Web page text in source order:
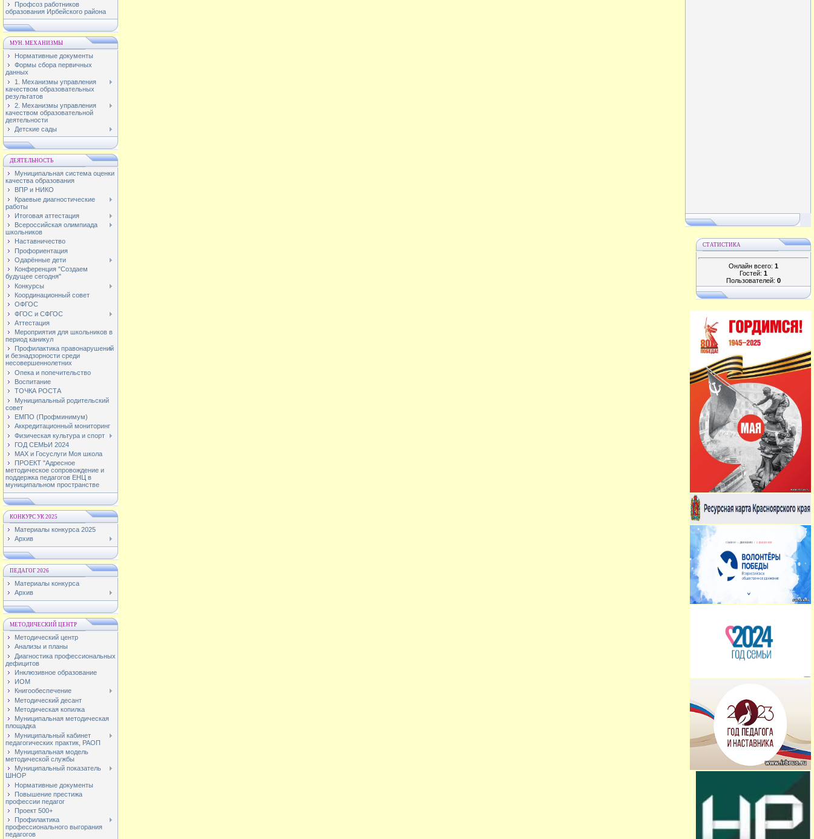
Профсоз работников
образования Ирбейского района
МУН. МЕХАНИЗМЫ
Нормативные документы
Формы сбора первичных
данных
1. Механизмы управления
качеством образовательных
результатов
2. Механизмы управления
качеством образовательной
деятельности
Детские сады
ДЕЯТЕЛЬНОСТЬ
Муниципальная система оценки
качества образования
ВПР и НИКО
Краевые диагностические
работы
Итоговая аттестация
Всероссийская олимпиада
школьников
Наставничество
Профориентация
Одарённые дети
Конференция "Создаем
будущее сегодня"
Конкурсы
Координационный совет
ОФГОС
ФГОС и СФГОС
Аттестация
Мероприятия для школьников в
период каникул
Профилактика правонарушений
и безнадзорности среди
несовершеннолетних
Опека и попечительство
Воспитание
ТОЧКА РОСТА
Муниципальный родительский
совет
ЕМПО (Профминимум)
Аккредитационный мониторинг
Физическая культура и спорт
ГОД СЕМЬИ 2024
МАХ и Госуслуги Моя школа
ПРОЕКТ "Адресное
методическое сопровождение и
поддержка педагогов ЕНЦ в
муниципальном пространстве
КОНКУРС УК 2025
Материалы конкурса 2025
Архив
ПЕДАГОГ 2026
Материалы конкурса
Архив
МЕТОДИЧЕСКИЙ ЦЕНТР
Методический центр
Анализы и планы
Диагностика профессиональных
дефицитов
Инклюзивное образование
ИОМ
Книгообеспечение
Методический десант
Методическая копилка
Муниципальная методическая
площадка
Муниципальный кабинет
педагогических практик, РАОП
Муниципальная модель
методической службы
Муниципальный показатель
ШНОР
Нормативные документы
Повышение престижа
профессии педагог
Проект 500+
Профилактика
профессионального выгорания
педагогов
СТАТИСТИКА
Онлайн всего: 1
Гостей: 1
Пользователей: 0